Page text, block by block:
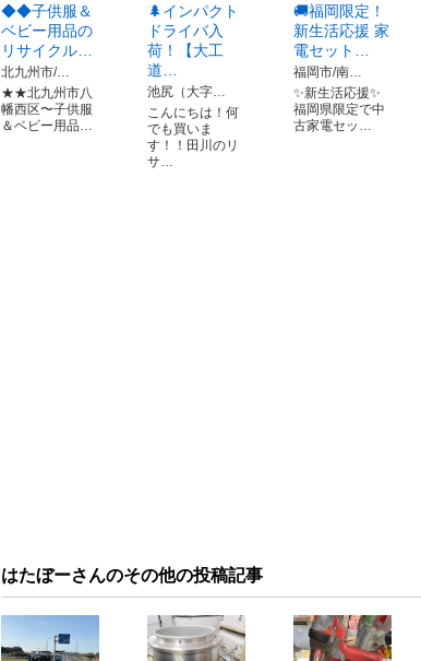
◆◆子供服＆
ベビー用品の
リサイクル…
北九州市/…
★★北九州市八
幡西区〜子供服
＆ベビー用品…
🌲インパクト
ドライバ入
荷！【大工
道…
池尻（大字…
こんにちは！何
でも買いま
す！！田川のリ
サ…
🚚福岡限定！
新生活応援 家
電セット…
福岡市/南…
✨新生活応援✨
福岡県限定で中
古家電セッ…
はたぼーさんのその他の投稿記事